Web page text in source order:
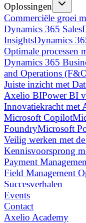
Oplossingen
Commerciële groei
Dynamics 365 Sales
InsightsDynamics
Optimale processen
Dynamics 365
and Operations
Juiste inzicht met
Axelio BIPower BI
Innovatiekracht met
Microsoft Copilot
FoundryMicrosoft
Veilig werken met
Kennisvoorsprong
Payment
Field Management
Succesverhalen
Events
Contact
Axelio Academy